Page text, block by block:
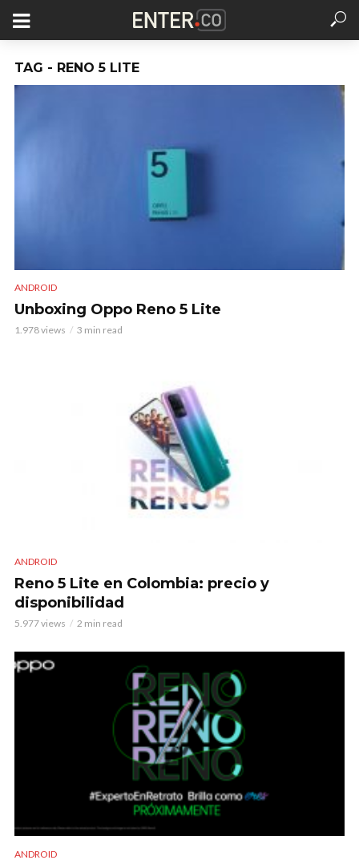
TAG - RENO 5 LITE
ANDROID
Unboxing Oppo Reno 5 Lite
1.978 views 3 min read
ANDROID
Reno 5 Lite en Colombia: precio y
disponibilidad
5.977 views 2 min read
ANDROID